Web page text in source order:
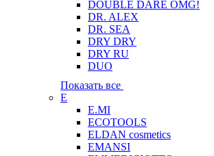
DOUBLE DARE OMG!
DR. ALEX
DR. SEA
DRY DRY
DRY RU
DUO
Показать все
E
E.MI
ECOTOOLS
ELDAN cosmetics
EMANSI